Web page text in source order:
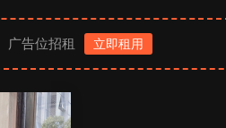
广告位招租 立即租用